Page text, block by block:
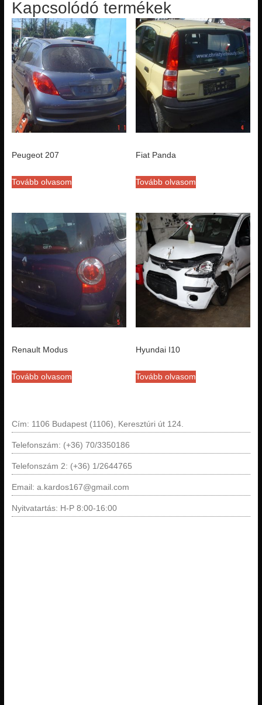
Kapcsolódó termékek
Peugeot 207
Tovább olvasom
Fiat Panda
Tovább olvasom
Renault Modus
Tovább olvasom
Hyundai I10
Tovább olvasom
Cím: 1106 Budapest (1106), Keresztúri út 124.
Telefonszám: (+36) 70/3350186
Telefonszám 2: (+36) 1/2644765
Email: a.kardos167@gmail.com
Nyitvatartás: H-P 8:00-16:00